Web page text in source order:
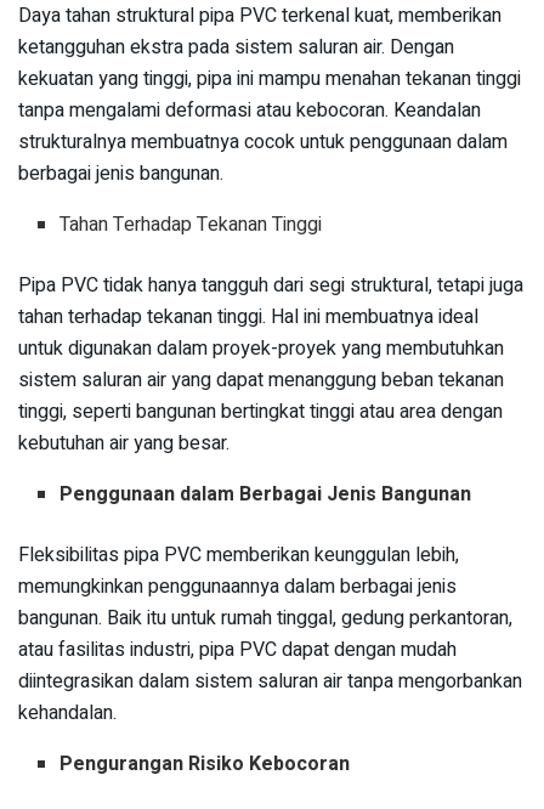
Daya tahan struktural pipa PVC terkenal kuat, memberikan
ketangguhan ekstra pada sistem saluran air. Dengan
kekuatan yang tinggi, pipa ini mampu menahan tekanan tinggi
tanpa mengalami deformasi atau kebocoran. Keandalan
strukturalnya membuatnya cocok untuk penggunaan dalam
berbagai jenis bangunan.
Tahan Terhadap Tekanan Tinggi
Pipa PVC tidak hanya tangguh dari segi struktural, tetapi juga
tahan terhadap tekanan tinggi. Hal ini membuatnya ideal
untuk digunakan dalam proyek-proyek yang membutuhkan
sistem saluran air yang dapat menanggung beban tekanan
tinggi, seperti bangunan bertingkat tinggi atau area dengan
kebutuhan air yang besar.
Penggunaan dalam Berbagai Jenis Bangunan
Fleksibilitas pipa PVC memberikan keunggulan lebih,
memungkinkan penggunaannya dalam berbagai jenis
bangunan. Baik itu untuk rumah tinggal, gedung perkantoran,
atau fasilitas industri, pipa PVC dapat dengan mudah
diintegrasikan dalam sistem saluran air tanpa mengorbankan
kehandalan.
Pengurangan Risiko Kebocoran